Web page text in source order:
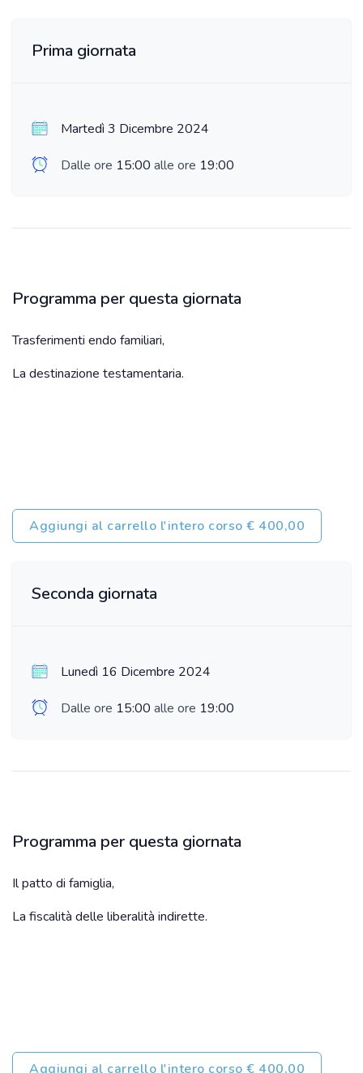
Prima giornata
Martedì 3 Dicembre 2024
Dalle ore 15:00 alle ore 19:00
Programma per questa giornata
Trasferimenti endo familiari,
La destinazione testamentaria.
Aggiungi al carrello l'intero corso € 400,00
Seconda giornata
Lunedì 16 Dicembre 2024
Dalle ore 15:00 alle ore 19:00
Programma per questa giornata
Il patto di famiglia,
La fiscalità delle liberalità indirette.
Aggiungi al carrello l'intero corso € 400,00